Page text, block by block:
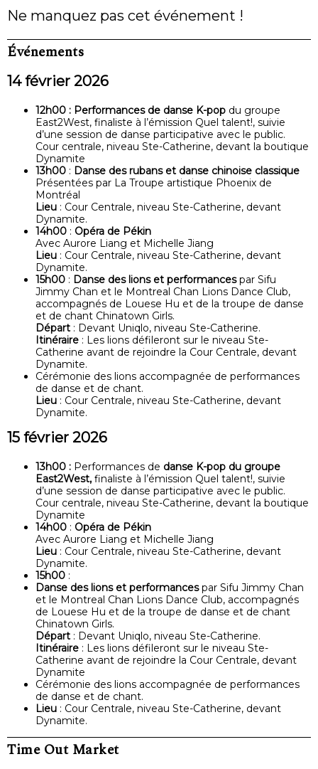
Ne manquez pas cet événement !
Événements
14 février 2026
12h00 : Performances de danse K-pop du groupe
East2West, finaliste à l’émission Quel talent!, suivie
d’une session de danse participative avec le public.
Cour centrale, niveau Ste-Catherine, devant la boutique
Dynamite
13h00 : Danse des rubans et danse chinoise classique
Présentées par La Troupe artistique Phoenix de
Montréal
Lieu : Cour Centrale, niveau Ste-Catherine, devant
Dynamite.
14h00 : Opéra de Pékin
Avec Aurore Liang et Michelle Jiang
Lieu : Cour Centrale, niveau Ste-Catherine, devant
Dynamite.
15h00 : Danse des lions et performancespar Sifu
Jimmy Chan et le Montreal Chan Lions Dance Club,
accompagnés de Louese Hu et de la troupe de danse
et de chant Chinatown Girls.
Départ : Devant Uniqlo, niveau Ste-Catherine.
Itinéraire : Les lions défileront sur le niveau Ste-
Catherine avant de rejoindre la Cour Centrale, devant
Dynamite.
Cérémonie des lions accompagnée de performances
de danse et de chant.
Lieu : Cour Centrale, niveau Ste-Catherine, devant
Dynamite.
15 février 2026
13h00 : Performances de danse K-pop du groupe
East2West, finaliste à l’émission Quel talent!, suivie
d’une session de danse participative avec le public.
Cour centrale, niveau Ste-Catherine, devant la boutique
Dynamite
14h00 : Opéra de Pékin
Avec Aurore Liang et Michelle Jiang
Lieu : Cour Centrale, niveau Ste-Catherine, devant
Dynamite.
15h00 :
Danse des lions et performancespar Sifu Jimmy Chan
et le Montreal Chan Lions Dance Club, accompagnés
de Louese Hu et de la troupe de danse et de chant
Chinatown Girls.
Départ : Devant Uniqlo, niveau Ste-Catherine.
Itinéraire : Les lions défileront sur le niveau Ste-
Catherine avant de rejoindre la Cour Centrale, devant
Dynamite
Cérémonie des lions accompagnée de performances
de danse et de chant.
Lieu : Cour Centrale, niveau Ste-Catherine, devant
Dynamite.
Time Out Market